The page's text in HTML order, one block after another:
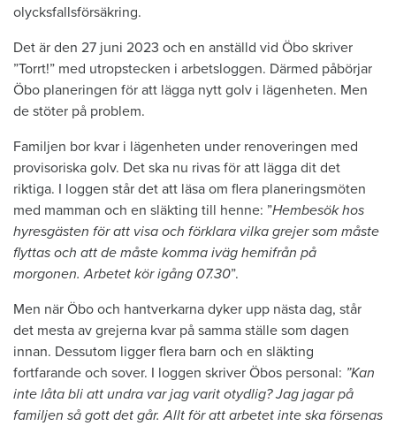
olycksfallsförsäkring.
Det är den 27 juni 2023 och en anställd vid Öbo skriver
”Torrt!” med utropstecken i arbetsloggen. Därmed påbörjar
Öbo planeringen för att lägga nytt golv i lägenheten. Men
de stöter på problem.
Familjen bor kvar i lägenheten under renoveringen med
provisoriska golv. Det ska nu rivas för att lägga dit det
riktiga. I loggen står det att läsa om flera planeringsmöten
med mamman och en släkting till henne: ”Hembesök hos
hyresgästen för att visa och förklara vilka grejer som måste
flyttas och att de måste komma iväg hemifrån på
morgonen. Arbetet kör igång 07.30”.
Men när Öbo och hantverkarna dyker upp nästa dag, står
det mesta av grejerna kvar på samma ställe som dagen
innan. Dessutom ligger flera barn och en släkting
fortfarande och sover. I loggen skriver Öbos personal: ”Kan
inte låta bli att undra var jag varit otydlig? Jag jagar på
familjen så gott det går. Allt för att arbetet inte ska försenas